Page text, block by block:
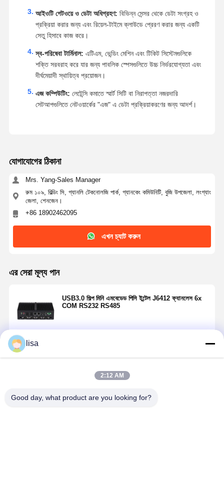
আইওটি গেটওয়ে ও ডেটা অধিগ্রহণ: বিভিন্ন সেন্সর থেকে ডেটা সংগ্রহ ও
প্রক্রিয়া করার জন্য এবং রিয়েল-টাইমে ক্লাউডে প্রেরণ করার জন্য একটি
সেতু হিসাবে কাজ করে।
স্ব-পরিষেবা টার্মিনাল: এটিএম, ভেন্ডিং মেশিন এবং টিকিট সিস্টেমগুলিকে
শক্তি সরবরাহ করে যার জন্য পাবলিক স্পেসগুলিতে উচ্চ নির্ভরযোগ্যতা এবং
দীর্ঘমেয়াদী স্থায়িত্ব প্রয়োজন।
এজ কম্পিউটিং: লেটেন্সি কমাতে স্মার্ট সিটি বা নিরাপত্তা নজরদারি
সেটআপগুলিতে নেটওয়ার্কের "এজ" এ ডেটা প্রক্রিয়াকরণের জন্য আদর্শ।
যোগাযোগের ঠিকানা
Mrs. Yang-Sales Manager
রুম ১০৯, বিল্ডিং সি, গ্যানলি টেকনোলজি পার্ক, গ্যানকেং কমিউনিটি, বুজি উপজেলা, লংগ্যাং
জেলা, শেনজেন।
+86 18902462095
এখন চ্যাট করুন
এর সেরা মূল্য পান
USB3.0 শিল্প মিনি এমবেডেড পিসি ইন্টেল J6412 ফ্যানলেস 6x
COM RS232 RS485
lisa
2:12 AM
Good day, what product are you looking for?